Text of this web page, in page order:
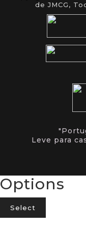
de JMCG,
Leve para
Options
Select